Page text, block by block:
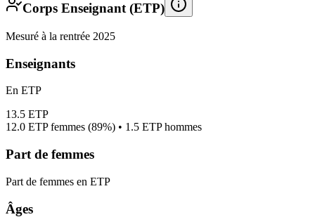
Corps Enseignant (ETP)
Mesuré à la rentrée 2025
Enseignants
En ETP
13.5 ETP
12.0 ETP femmes (89%) • 1.5 ETP hommes
Part de femmes
Part de femmes en ETP
Âges